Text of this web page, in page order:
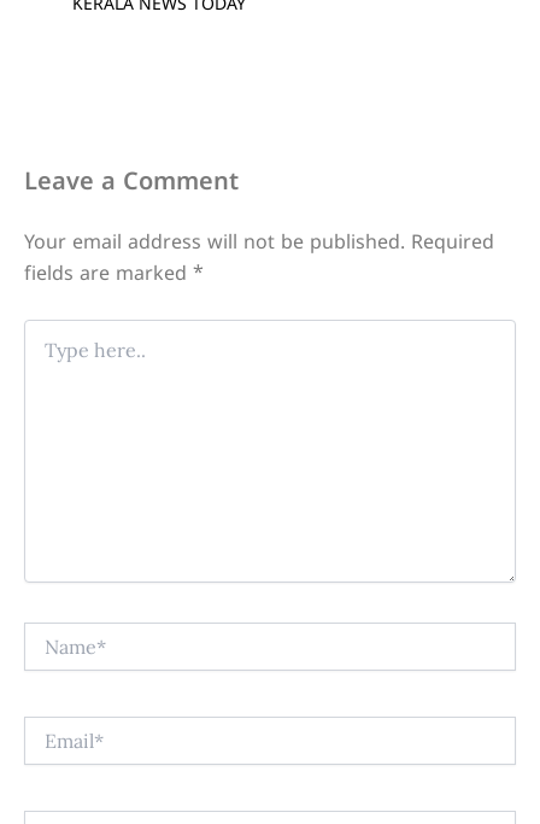
KERALA NEWS TODAY
Leave a Comment
Your email address will not be published. Required
fields are marked *
Type
here..